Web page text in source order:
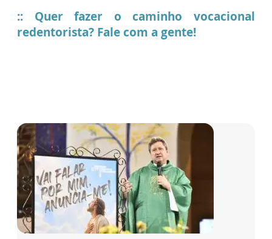
:: Quer fazer o caminho vocacional
redentorista? Fale com a gente!